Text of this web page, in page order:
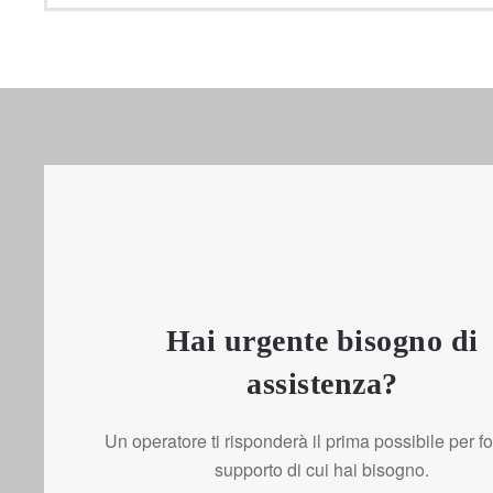
Hai urgente bisogno di
assistenza?
Un operatore ti risponderà il prima possibile per
supporto di cui hai bisogno.